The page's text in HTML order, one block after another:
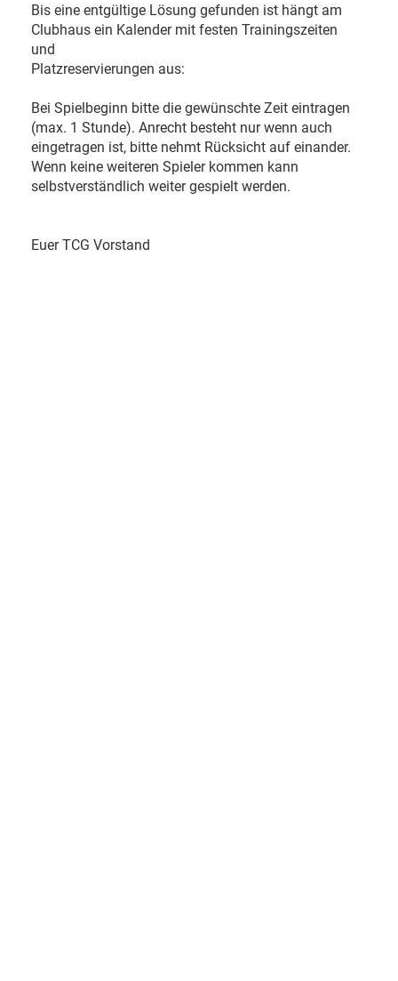
Bis eine entgültige Lösung gefunden ist hängt am
Clubhaus ein Kalender mit festen Trainingszeiten
und
Platzreservierungen aus:
Bei Spielbeginn bitte die gewünschte Zeit eintragen
(max. 1 Stunde). Anrecht besteht nur wenn auch
eingetragen ist, bitte nehmt Rücksicht auf einander.
Wenn keine weiteren Spieler kommen kann
selbstverständlich weiter gespielt werden.
Euer TCG Vorstand